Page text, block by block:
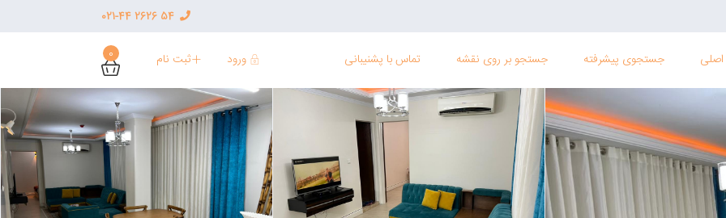
54 2626 021-44
0 ورود ثبت نام جستجوی پیشرفته جستجو بر روی نقشه تماس با پشنیبانی